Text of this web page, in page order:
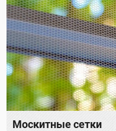
Москитные сетки